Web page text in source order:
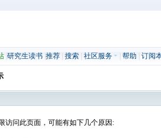
| 研究生读书| 推荐| 搜索| 社区服务 帮助 订阅
访问此页面，可能有如下几个原因: